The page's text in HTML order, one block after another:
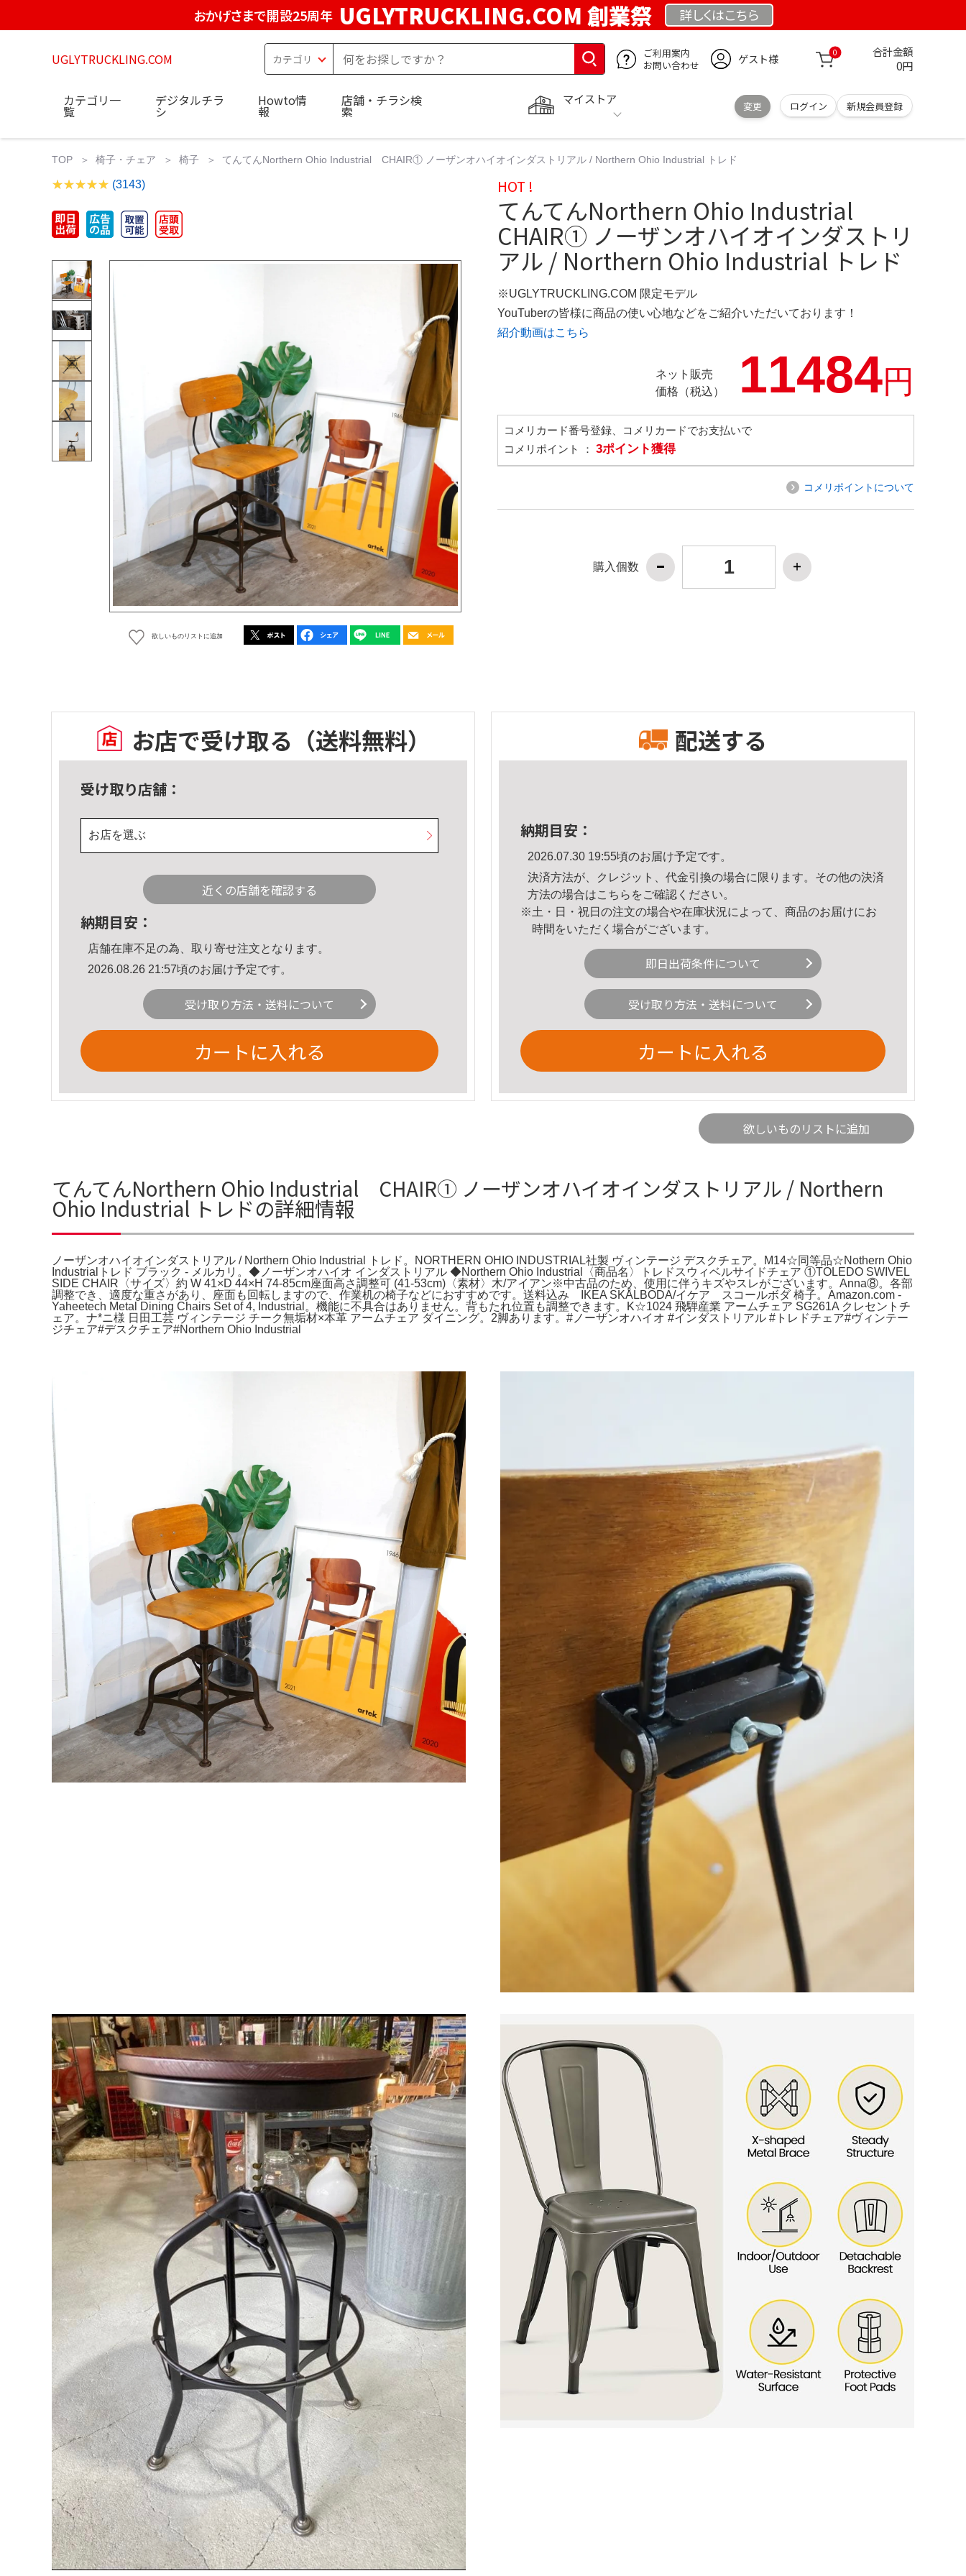
おかげさまで開設25周年 UGLYTRUCKLING.COM 創業祭 詳しくはこちら
UGLYTRUCKLING.COM
ご利用案内
お問い合わせ
ゲスト様 0 合計金額
0円
マイストア
変更 ログイン 新規会員登録
カテゴリ一
覧
デジタルチラ
シ
Howto情
報
店舗・チラシ検
索
TOP 椅子・チェア 椅子 てんてんNorthern Ohio Industrial CHAIR① ノーザンオハイオインダストリアル / Northern Ohio Industrial トレド
(3143)
欲しいものリストに追加
HOT !
てんてんNorthern Ohio Industrial
CHAIR① ノーザンオハイオインダストリ
アル / Northern Ohio Industrial トレド
※UGLYTRUCKLING.COM 限定モデル
YouTuberの皆様に商品の使い心地などをご紹介いただいております！
紹介動画はこちら
ネット販売
価格（税込）
11484円
コメリカード番号登録、コメリカードでお支払いで
コメリポイント ： 3ポイント獲得
コメリポイントについて
購入個数
お店で受け取る （送料無料）
受け取り店舗：
お店を選ぶ
近くの店舗を確認する
納期目安：
店舗在庫不足の為、取り寄せ注文となります。
2026.08.26 21:57頃のお届け予定です。
受け取り方法・送料について
カートに入れる
配送する
納期目安：
2026.07.30 19:55頃のお届け予定です。
決済方法が、クレジット、代金引換の場合に限ります。その他の決済
方法の場合はこちら をご確認ください。
※土・日・祝日の注文の場合や在庫状況によって、商品のお届けにお
時間をいただく場合がございます。
即日出荷条件について
受け取り方法・送料について
カートに入れる
欲しいものリストに追加
てんてんNorthern Ohio Industrial CHAIR① ノーザンオハイオインダストリアル / Northern
Ohio Industrial トレドの詳細情報
ノーザンオハイオインダストリアル / Northern Ohio Industrial トレド。NORTHERN OHIO INDUSTRIAL社製 ヴィンテージ デスクチェア。M14☆同等品☆Nothern Ohio
Industrialトレド ブラック - メルカリ。◆ノーザンオハイオ インダストリアル ◆Northern Ohio Industrial〈商品名〉トレドスウィベルサイドチェア ①TOLEDO SWIVEL
SIDE CHAIR〈サイズ〉約 W 41×D 44×H 74-85cm座面高さ調整可 (41-53cm)〈素材〉木/アイアン※中古品のため、使用に伴うキズやスレがございます。Anna⑧。各部
調整でき、適度な重さがあり、座面も回転しますので、作業机の椅子などにおすすめです。送料込み IKEA SKÅLBODA/イケア スコールボダ 椅子。Amazon.com -
Yaheetech Metal Dining Chairs Set of 4, Industrial。機能に不具合はありません。背もたれ位置も調整できます。K☆1024 飛騨産業 アームチェア SG261A クレセントチ
ェア。ナ*ニ様 日田工芸 ヴィンテージ チーク無垢材×本革 アームチェア ダイニング。2脚あります。#ノーザンオハイオ #インダストリアル #トレドチェア#ヴィンテー
ジチェア#デスクチェア#Northern Ohio Industrial